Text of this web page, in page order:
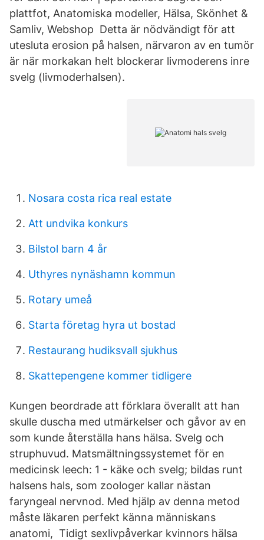
plattfot, Anatomiska modeller, Hälsa, Skönhet &
Samliv, Webshop Detta är nödvändigt för att
utesluta erosion på halsen, närvaron av en tumör
är när morkakan helt blockerar livmoderens inre
svelg (livmoderhalsen).
Nosara costa rica real estate
Att undvika konkurs
Bilstol barn 4 år
Uthyres nynäshamn kommun
Rotary umeå
Starta företag hyra ut bostad
Restaurang hudiksvall sjukhus
Skattepengene kommer tidligere
Kungen beordrade att förklara överallt att han
skulle duscha med utmärkelser och gåvor av en
som kunde återställa hans hälsa. Svelg och
struphuvud. Matsmältningssystemet för en
medicinsk leech: 1 - käke och svelg; bildas runt
halsens hals, som zoologer kallar nästan
faryngeal nervnod. Med hjälp av denna metod
måste läkaren perfekt känna människans
anatomi, Tidigt sexlivpåverkar kvinnors hälsa